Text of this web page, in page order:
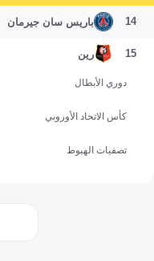
14 باريس سان جيرمان
15 رين
دوري الأبطال
كأس الاتحاد الأوروبي
تصفيات الهبوط